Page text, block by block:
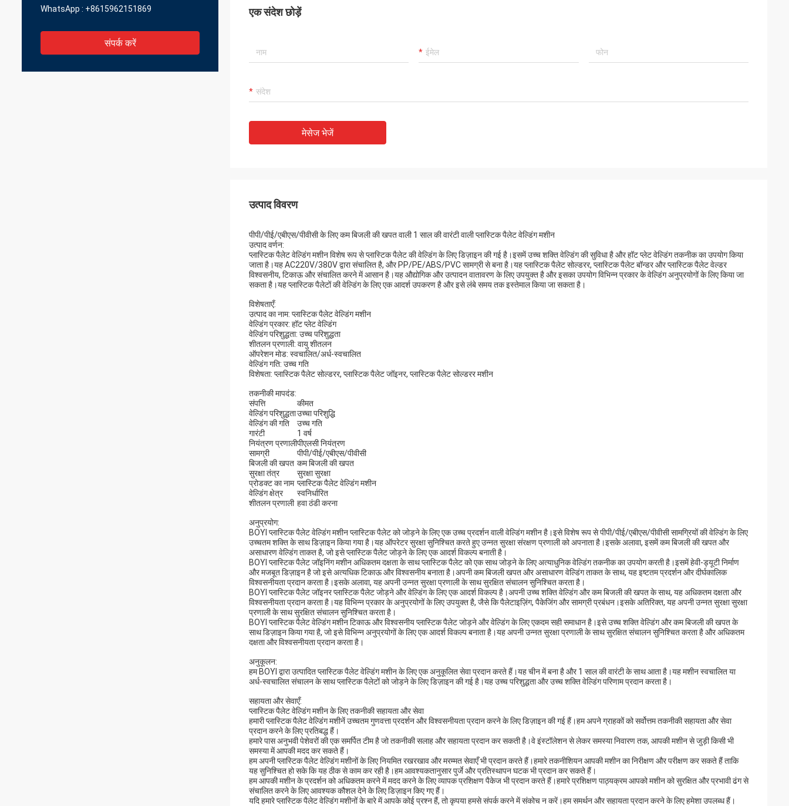
WhatsApp : +8615962151869
संपर्क करें
एक संदेश छोड़ें
मेसेज भेजें
उत्पाद विवरण
पीपी/पीई/एबीएस/पीवीसी के लिए कम बिजली की खपत वाली 1 साल की वारंटी वाली प्लास्टिक पैलेट वेल्डिंग मशीन
उत्पाद वर्णन:
प्लास्टिक पैलेट वेल्डिंग मशीन विशेष रूप से प्लास्टिक पैलेट की वेल्डिंग के लिए डिज़ाइन की गई है।इसमें उच्च शक्ति वेल्डिंग की सुविधा है और हॉट प्लेट वेल्डिंग तकनीक का उपयोग किया
जाता है।यह AC220V/380V द्वारा संचालित है, और PP/PE/ABS/PVC सामग्री से बना है।यह प्लास्टिक पैलेट सोल्डरर, प्लास्टिक पैलेट बॉन्डर और प्लास्टिक पैलेट वेल्डर
विश्वसनीय, टिकाऊ और संचालित करने में आसान है।यह औद्योगिक और उत्पादन वातावरण के लिए उपयुक्त है और इसका उपयोग विभिन्न प्रकार के वेल्डिंग अनुप्रयोगों के लिए किया जा
सकता है।यह प्लास्टिक पैलेटों की वेल्डिंग के लिए एक आदर्श उपकरण है और इसे लंबे समय तक इस्तेमाल किया जा सकता है।
विशेषताएँ:
उत्पाद का नाम: प्लास्टिक पैलेट वेल्डिंग मशीन
वेल्डिंग प्रकार: हॉट प्लेट वेल्डिंग
वेल्डिंग परिशुद्धता: उच्च परिशुद्धता
शीतलन प्रणाली: वायु शीतलन
ऑपरेशन मोड: स्वचालित/अर्ध-स्वचालित
वेल्डिंग गति: उच्च गति
विशेषता: प्लास्टिक पैलेट सोल्डरर, प्लास्टिक पैलेट जॉइनर, प्लास्टिक पैलेट सोल्डरर मशीन
तकनीकी मापदंड:
संपत्ति
कीमत
वेल्डिंग परिशुद्धताउच्चा परिशुद्धि
वेल्डिंग की गति
उच्च गति
गारंटी
1 वर्ष
नियंत्रण प्रणालीपीएलसी नियंत्रण
सामग्री
पीपी/पीई/एबीएस/पीवीसी
बिजली की खपत कम बिजली की खपत
सुरक्षा तंत्र
सुरक्षा सुरक्षा
प्रोडक्ट का नाम प्लास्टिक पैलेट वेल्डिंग मशीन
वेल्डिंग क्षेत्र
स्वनिर्धारित
शीतलन प्रणाली हवा ठंडी करना
अनुप्रयोग:
BOYI प्लास्टिक पैलेट वेल्डिंग मशीन प्लास्टिक पैलेट को जोड़ने के लिए एक उच्च प्रदर्शन वाली वेल्डिंग मशीन है।इसे विशेष रूप से पीपी/पीई/एबीएस/पीवीसी सामग्रियों की वेल्डिंग के लिए
उच्चतम शक्ति के साथ डिज़ाइन किया गया है।यह ऑपरेटर सुरक्षा सुनिश्चित करते हुए उन्नत सुरक्षा संरक्षण प्रणाली को अपनाता है।इसके अलावा, इसमें कम बिजली की खपत और
असाधारण वेल्डिंग ताकत है, जो इसे प्लास्टिक पैलेट जोड़ने के लिए एक आदर्श विकल्प बनाती है।
BOYI प्लास्टिक पैलेट जॉइनिंग मशीन अधिकतम दक्षता के साथ प्लास्टिक पैलेट को एक साथ जोड़ने के लिए अत्याधुनिक वेल्डिंग तकनीक का उपयोग करती है।इसमें हेवी-ड्यूटी निर्माण
और मजबूत डिज़ाइन है जो इसे अत्यधिक टिकाऊ और विश्वसनीय बनाता है।अपनी कम बिजली खपत और असाधारण वेल्डिंग ताकत के साथ, यह इष्टतम प्रदर्शन और दीर्घकालिक
विश्वसनीयता प्रदान करता है।इसके अलावा, यह अपनी उन्नत सुरक्षा प्रणाली के साथ सुरक्षित संचालन सुनिश्चित करता है।
BOYI प्लास्टिक पैलेट जॉइनर प्लास्टिक पैलेट जोड़ने और वेल्डिंग के लिए एक आदर्श विकल्प है।अपनी उच्च शक्ति वेल्डिंग और कम बिजली की खपत के साथ, यह अधिकतम दक्षता और
विश्वसनीयता प्रदान करता है।यह विभिन्न प्रकार के अनुप्रयोगों के लिए उपयुक्त है, जैसे कि पैलेटाइज़िंग, पैकेजिंग और सामग्री प्रबंधन।इसके अतिरिक्त, यह अपनी उन्नत सुरक्षा सुरक्षा
प्रणाली के साथ सुरक्षित संचालन सुनिश्चित करता है।
BOYI प्लास्टिक पैलेट वेल्डिंग मशीन टिकाऊ और विश्वसनीय प्लास्टिक पैलेट जोड़ने और वेल्डिंग के लिए एकदम सही समाधान है।इसे उच्च शक्ति वेल्डिंग और कम बिजली की खपत के
साथ डिज़ाइन किया गया है, जो इसे विभिन्न अनुप्रयोगों के लिए एक आदर्श विकल्प बनाता है।यह अपनी उन्नत सुरक्षा प्रणाली के साथ सुरक्षित संचालन सुनिश्चित करता है और अधिकतम
दक्षता और विश्वसनीयता प्रदान करता है।
अनुकूलन:
हम BOYI द्वारा उत्पादित प्लास्टिक पैलेट वेल्डिंग मशीन के लिए एक अनुकूलित सेवा प्रदान करते हैं।यह चीन में बना है और 1 साल की वारंटी के साथ आता है।यह मशीन स्वचालित या
अर्ध-स्वचालित संचालन के साथ प्लास्टिक पैलेटों को जोड़ने के लिए डिज़ाइन की गई है।यह उच्च परिशुद्धता और उच्च शक्ति वेल्डिंग परिणाम प्रदान करता है।
सहायता और सेवाएँ:
प्लास्टिक पैलेट वेल्डिंग मशीन के लिए तकनीकी सहायता और सेवा
हमारी प्लास्टिक पैलेट वेल्डिंग मशीनें उच्चतम गुणवत्ता प्रदर्शन और विश्वसनीयता प्रदान करने के लिए डिज़ाइन की गई हैं।हम अपने ग्राहकों को सर्वोत्तम तकनीकी सहायता और सेवा
प्रदान करने के लिए प्रतिबद्ध हैं।
हमारे पास अनुभवी पेशेवरों की एक समर्पित टीम है जो तकनीकी सलाह और सहायता प्रदान कर सकती है।वे इंस्टॉलेशन से लेकर समस्या निवारण तक, आपकी मशीन से जुड़ी किसी भी
समस्या में आपकी मदद कर सकते हैं।
हम अपनी प्लास्टिक पैलेट वेल्डिंग मशीनों के लिए नियमित रखरखाव और मरम्मत सेवाएँ भी प्रदान करते हैं।हमारे तकनीशियन आपकी मशीन का निरीक्षण और परीक्षण कर सकते हैं ताकि
यह सुनिश्चित हो सके कि यह ठीक से काम कर रही है।हम आवश्यकतानुसार पुर्जे और प्रतिस्थापन घटक भी प्रदान कर सकते हैं।
हम आपकी मशीन के प्रदर्शन को अधिकतम करने में मदद करने के लिए व्यापक प्रशिक्षण पैकेज भी प्रदान करते हैं।हमारे प्रशिक्षण पाठ्यक्रम आपको मशीन को सुरक्षित और प्रभावी ढंग से
संचालित करने के लिए आवश्यक कौशल देने के लिए डिज़ाइन किए गए हैं।
यदि हमारे प्लास्टिक पैलेट वेल्डिंग मशीनों के बारे में आपके कोई प्रश्न हैं, तो कृपया हमसे संपर्क करने में संकोच न करें।हम समर्थन और सहायता प्रदान करने के लिए हमेशा उपलब्ध हैं।